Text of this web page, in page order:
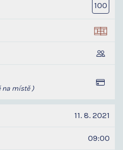
100
na místě )
11. 8. 2021
09:00